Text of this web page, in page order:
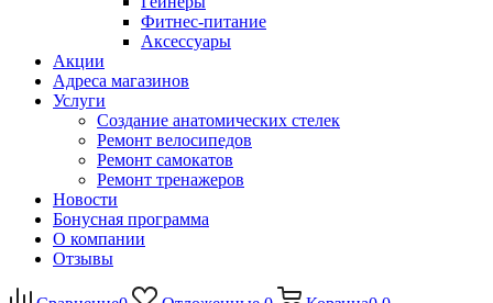
Фитнес-питание
Аксессуары
Акции
Адреса магазинов
Услуги
Создание анатомических стелек
Ремонт велосипедов
Ремонт самокатов
Ремонт тренажеров
Новости
Бонусная программа
О компании
Отзывы